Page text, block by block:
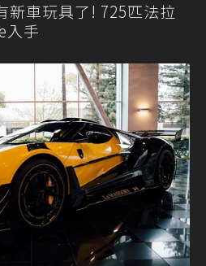
車玩具了! 725匹法拉
入手